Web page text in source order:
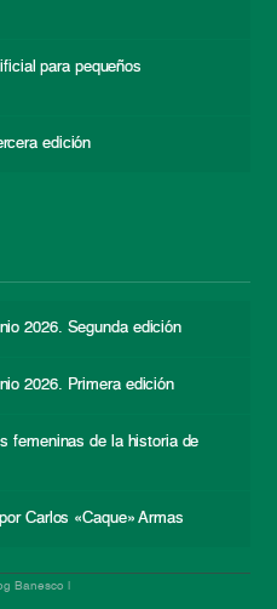
para pequeños
edición
2026. Segunda edición
2026. Primera edición
femeninas de la historia de
Carlos «Caque» Armas
Banesco |